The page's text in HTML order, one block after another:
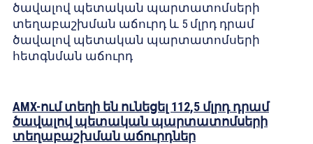
ծավալով պետական պարտատոմսերի
տեղաբաշխման աճուրդ և 5 մլրդ դրամ
ծավալով պետական պարտատոմսերի
հետգնման աճուրդ
AMX-ում տեղի են ունեցել 112,5 մլրդ դրամ
ծավալով պետական պարտատոմսերի
տեղաբաշխման աճուրդներ